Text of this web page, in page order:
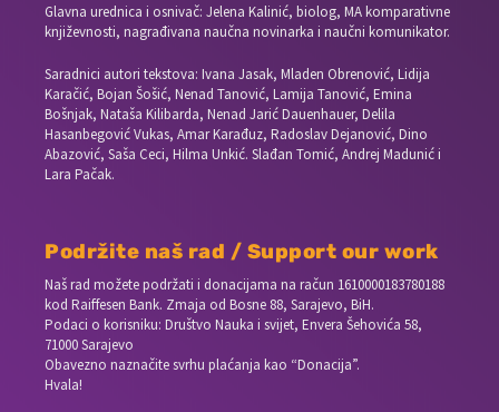
Glavna urednica i osnivač: Jelena Kalinić, biolog, MA komparativne
književnosti, nagrađivana naučna novinarka i naučni komunikator.
Saradnici autori tekstova: Ivana Jasak, Mladen Obrenović, Lidija
Karačić, Bojan Šošić, Nenad Tanović, Lamija Tanović, Emina
Bošnjak, Nataša Kilibarda, Nenad Jarić Dauenhauer, Delila
Hasanbegović Vukas, Amar Karađuz, Radoslav Dejanović, Dino
Abazović, Saša Ceci, Hilma Unkić. Slađan Tomić, Andrej Madunić i
Lara Pačak.
Podržite naš rad / Support our work
Naš rad možete podržati i donacijama na račun 1610000183780188
kod Raiffesen Bank. Zmaja od Bosne 88, Sarajevo, BiH.
Podaci o korisniku: Društvo Nauka i svijet, Envera Šehovića 58,
71000 Sarajevo
Obavezno naznačite svrhu plaćanja kao “Donacija”.
Hvala!